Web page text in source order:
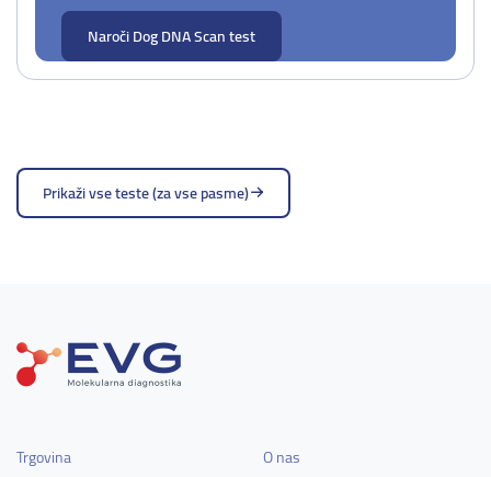
Naroči Dog DNA Scan test
Prikaži vse teste (za vse pasme)
Trgovina
O nas